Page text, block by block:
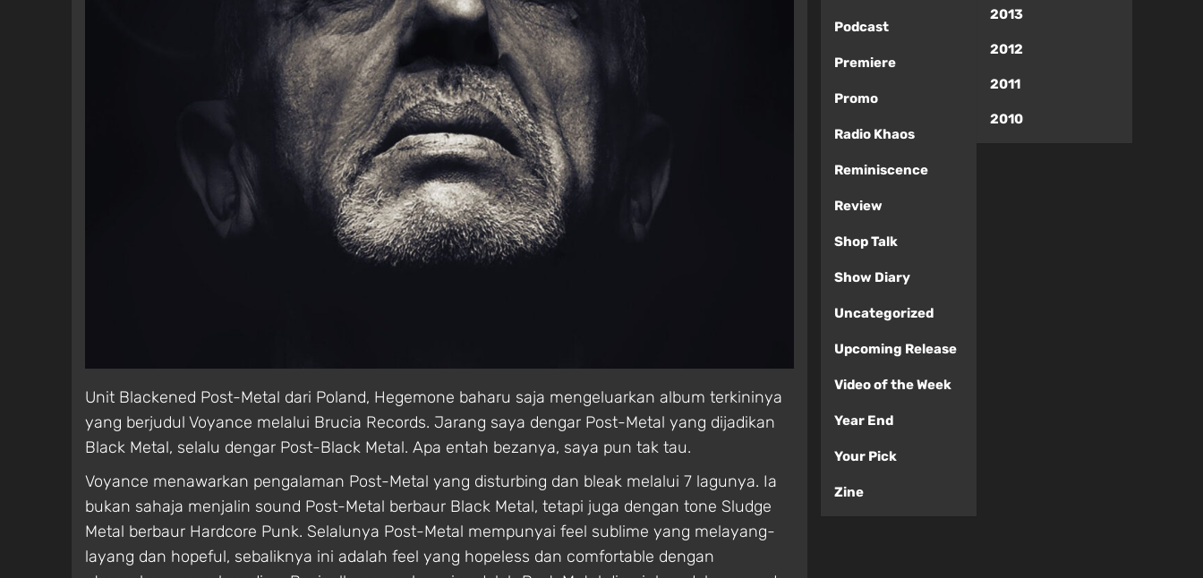
Unit Blackened Post-Metal dari Poland, Hegemone baharu saja mengeluarkan album terkininya
yang berjudul Voyance melalui Brucia Records. Jarang saya dengar Post-Metal yang dijadikan
Black Metal, selalu dengar Post-Black Metal. Apa entah bezanya, saya pun tak tau.
Voyance menawarkan pengalaman Post-Metal yang disturbing dan bleak melalui 7 lagunya. Ia
bukan sahaja menjalin sound Post-Metal berbaur Black Metal, tetapi juga dengan tone Sludge
Metal berbaur Hardcore Punk. Selalunya Post-Metal mempunyai feel sublime yang melayang-
layang dan hopeful, sebaliknya ini adalah feel yang hopeless dan comfortable dengan
Podcast
Premiere
Promo
Radio Khaos
Reminiscence
Review
Shop Talk
Show Diary
Uncategorized
Upcoming Release
Video of the Week
Year End
Your Pick
Zine
2013
2012
2011
2010